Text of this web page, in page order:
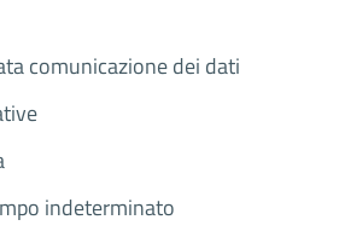
comunicazione dei dati
indeterminato